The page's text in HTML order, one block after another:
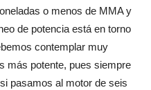
o menos de MMA y
de potencia está en torno
contemplar muy
más potente, pues siempre
pasamos al motor de seis